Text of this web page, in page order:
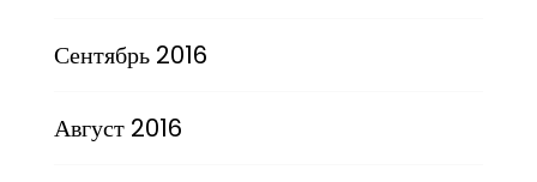
Сентябрь 2016
Август 2016